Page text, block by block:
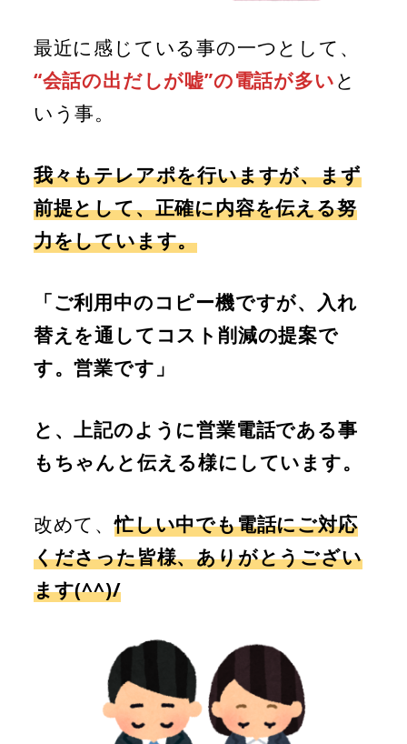
最近に感じている事の一つとして、
“会話の出だしが嘘”の電話が多いと
いう事。
我々もテレアポを行いますが、まず
前提として、正確に内容を伝える努
力をしています。
「ご利用中のコピー機ですが、入れ
替えを通してコスト削減の提案で
す。営業です」
と、上記のように営業電話である事
もちゃんと伝える様にしています。
改めて、忙しい中でも電話にご対応
くださった皆様、ありがとうござい
ます(^^)/